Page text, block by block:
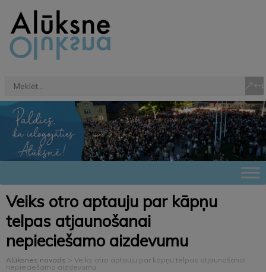
Veiks otro aptauju par kāpņu
telpas atjaunošanai
nepieciešamo aizdevumu
Alūksnes novads > Veiks otro aptauju par kāpņu telpas atjaunošanai
nepieciešamo aizdevumu